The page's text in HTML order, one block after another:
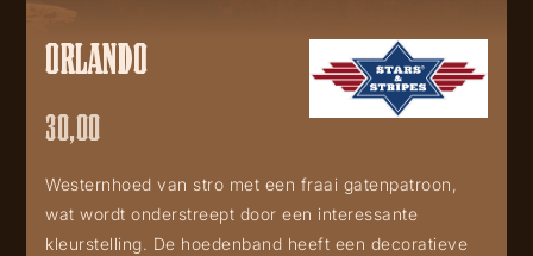
ORLANDO
30,00
Westernhoed van stro met een fraai gatenpatroon,
wat wordt onderstreept door een interessante
kleurstelling. De hoedenband heeft een decoratieve